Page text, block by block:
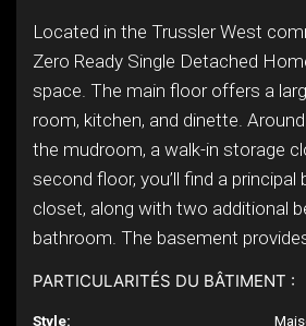
Located in the Trussler West
Zero Ready Single Detached
space. The main floor offers a
room, kitchen, and dinette.
the mudroom, a walk-in storage
second floor, you’ll find a
closet, along with two additional
bathroom. The basement
PARTICULARITÉS DU BÂTIMENT :
Style: